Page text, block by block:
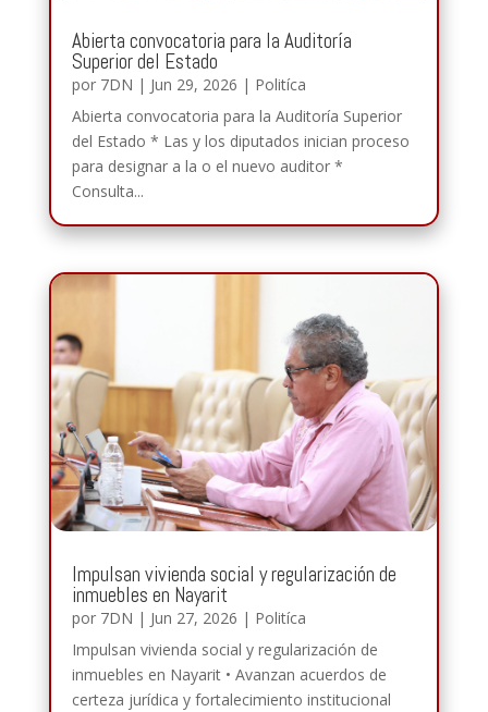
Abierta convocatoria para la Auditoría
Superior del Estado
por 7DN | Jun 29, 2026 | Politíca
Abierta convocatoria para la Auditoría Superior
del Estado * Las y los diputados inician proceso
para designar a la o el nuevo auditor *
Consulta...
Impulsan vivienda social y regularización de
inmuebles en Nayarit
por 7DN | Jun 27, 2026 | Politíca
Impulsan vivienda social y regularización de
inmuebles en Nayarit • Avanzan acuerdos de
certeza jurídica y fortalecimiento institucional